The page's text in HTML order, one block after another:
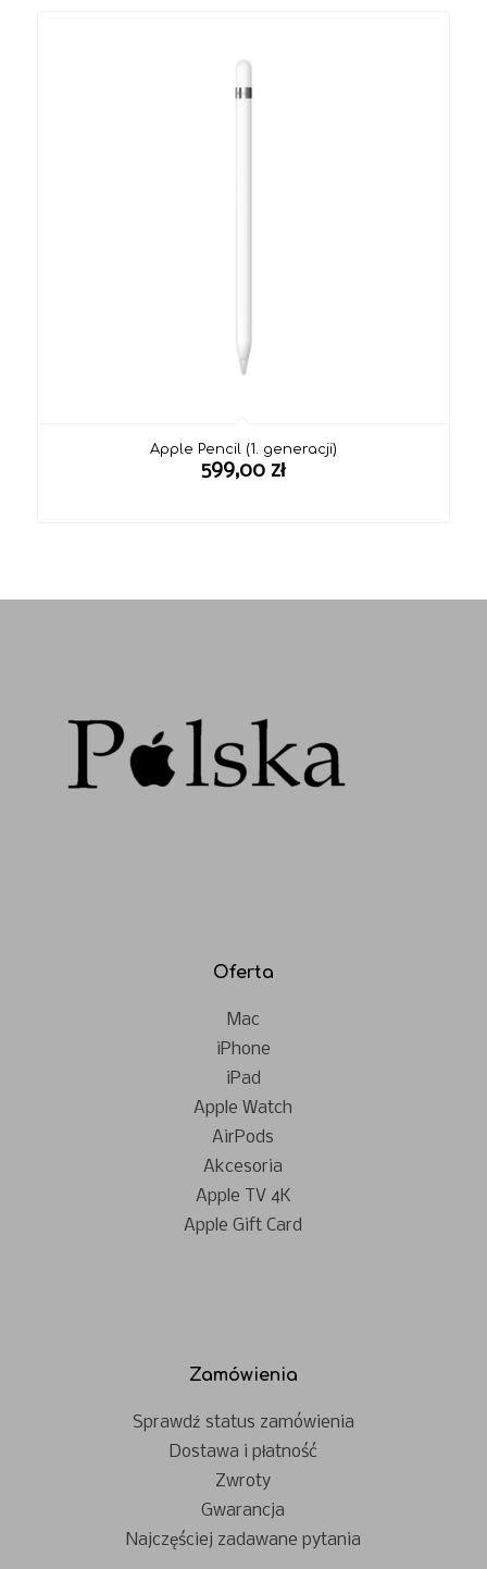
Apple Pencil (1. generacji)
599,00 zł
Oferta
Mac
iPhone
iPad
Apple Watch
AirPods
Akcesoria
Apple TV 4K
Apple Gift Card
Zamówienia
Sprawdź status zamówienia
Dostawa i płatność
Zwroty
Gwarancja
Najczęściej zadawane pytania